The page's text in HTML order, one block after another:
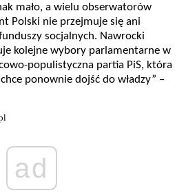
mało, a wielu obserwatorów
Polski nie przejmuje się ani
socjalnych. Nawrocki
kolejne wybory parlamentarne w
populistyczna partia PiS, która
ponownie dojść do władzy” –
ad